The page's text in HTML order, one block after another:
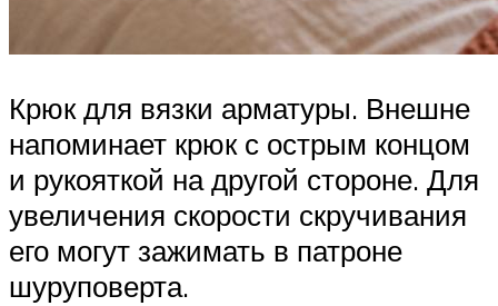
Крюк для вязки арматуры. Внешне
напоминает крюк с острым концом
и рукояткой на другой стороне. Для
увеличения скорости скручивания
его могут зажимать в патроне
шуруповерта.